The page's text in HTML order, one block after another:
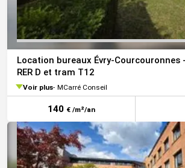
Location bureaux Évry-Courcouronnes
RER D et tram T12
Voir plus MCarré Conseil
140 € /m²/an